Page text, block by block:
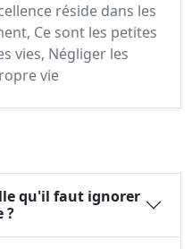
réside dans les
Ce sont les petites
vies, Négliger les
vie
qu'il faut ignorer
?